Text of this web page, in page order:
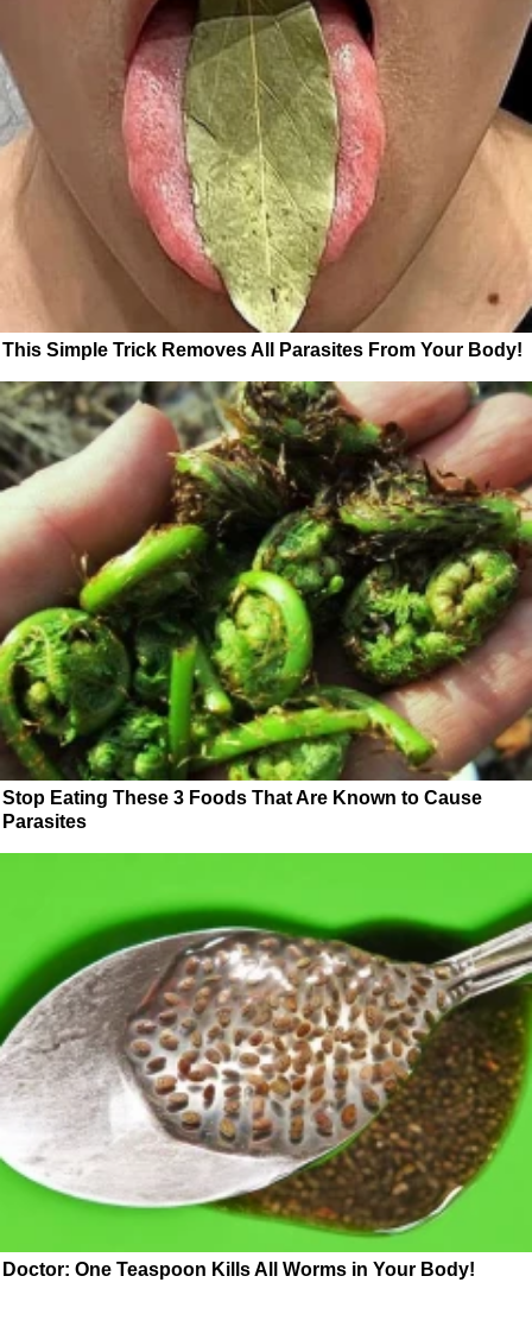
This Simple Trick Removes All Parasites From Your Body!
Stop Eating These 3 Foods That Are Known to Cause
Parasites
Doctor: One Teaspoon Kills All Worms in Your Body!